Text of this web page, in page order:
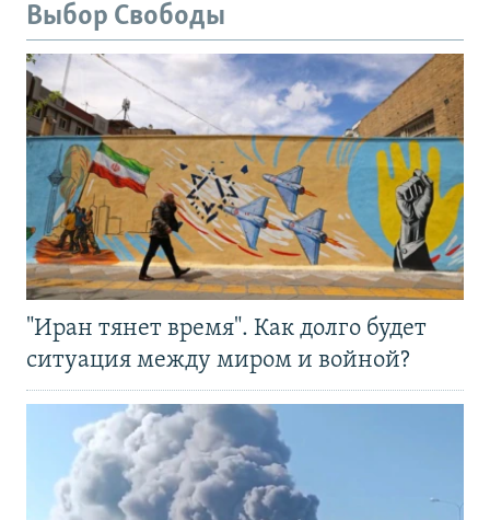
Выбор Свободы
"Иран тянет время". Как долго будет
ситуация между миром и войной?